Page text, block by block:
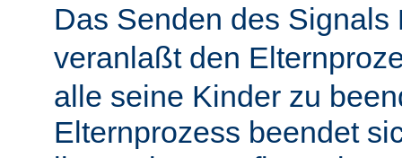
Das Senden des Signals
veranlaßt den
alle seine Kinder zu
Elternprozess beendet